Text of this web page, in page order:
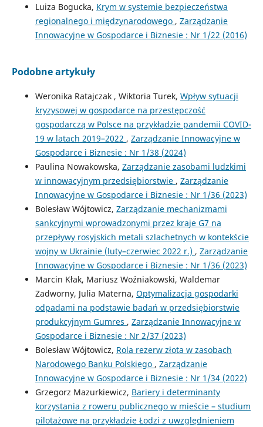
Luiza Bogucka, Krym w systemie bezpieczeństwa
regionalnego i międzynarodowego , Zarządzanie
Innowacyjne w Gospodarce i Biznesie : Nr 1/22 (2016)
Podobne artykuły
Weronika Ratajczak , Wiktoria Turek, Wpływ sytuacji
kryzysowej w gospodarce na przestępczość
gospodarczą w Polsce na przykładzie pandemii COVID-
19 w latach 2019–2022 , Zarządzanie Innowacyjne w
Gospodarce i Biznesie : Nr 1/38 (2024)
Paulina Nowakowska, Zarządzanie zasobami ludzkimi
w innowacyjnym przedsiębiorstwie , Zarządzanie
Innowacyjne w Gospodarce i Biznesie : Nr 1/36 (2023)
Bolesław Wójtowicz, Zarządzanie mechanizmami
sankcyjnymi wprowadzonymi przez kraje G7 na
przepływy rosyjskich metali szlachetnych w kontekście
wojny w Ukrainie (luty–czerwiec 2022 r.) , Zarządzanie
Innowacyjne w Gospodarce i Biznesie : Nr 1/36 (2023)
Marcin Kłak, Mariusz Woźniakowski, Waldemar
Zadworny, Julia Materna, Optymalizacja gospodarki
odpadami na podstawie badań w przedsiębiorstwie
produkcyjnym Gumres , Zarządzanie Innowacyjne w
Gospodarce i Biznesie : Nr 2/37 (2023)
Bolesław Wójtowicz, Rola rezerw złota w zasobach
Narodowego Banku Polskiego , Zarządzanie
Innowacyjne w Gospodarce i Biznesie : Nr 1/34 (2022)
Grzegorz Mazurkiewicz, Bariery i determinanty
korzystania z roweru publicznego w mieście – studium
pilotażowe na przykładzie Łodzi z uwzględnieniem